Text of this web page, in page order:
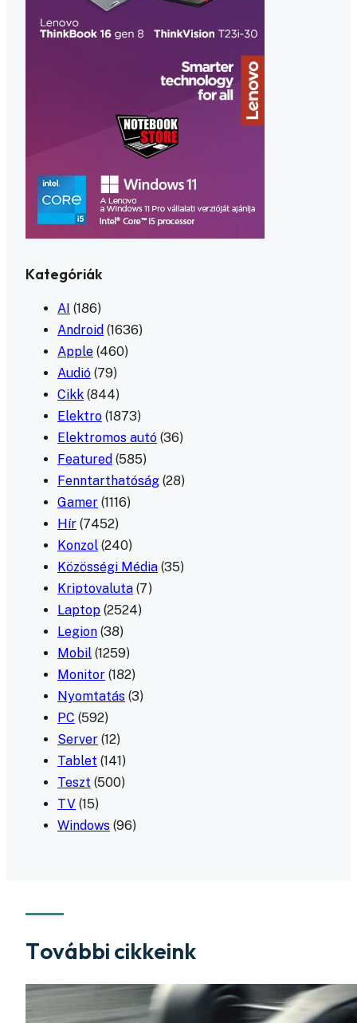
Kategóriák
AI (186)
Android (1636)
Apple (460)
Audió (79)
Cikk (844)
Elektro (1873)
Elektromos autó (36)
Featured (585)
Fenntarthatóság (28)
Gamer (1116)
Hír (7452)
Konzol (240)
Közösségi Média (35)
Kriptovaluta (7)
Laptop (2524)
Legion (38)
Mobil (1259)
Monitor (182)
Nyomtatás (3)
PC (592)
Server (12)
Tablet (141)
Teszt (500)
TV (15)
Windows (96)
További cikkeink